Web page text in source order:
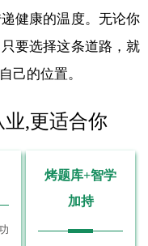
健康的温度。无论你
要选择这条道路，就
己的位置。
,更适合你
烤题库+智学
加持